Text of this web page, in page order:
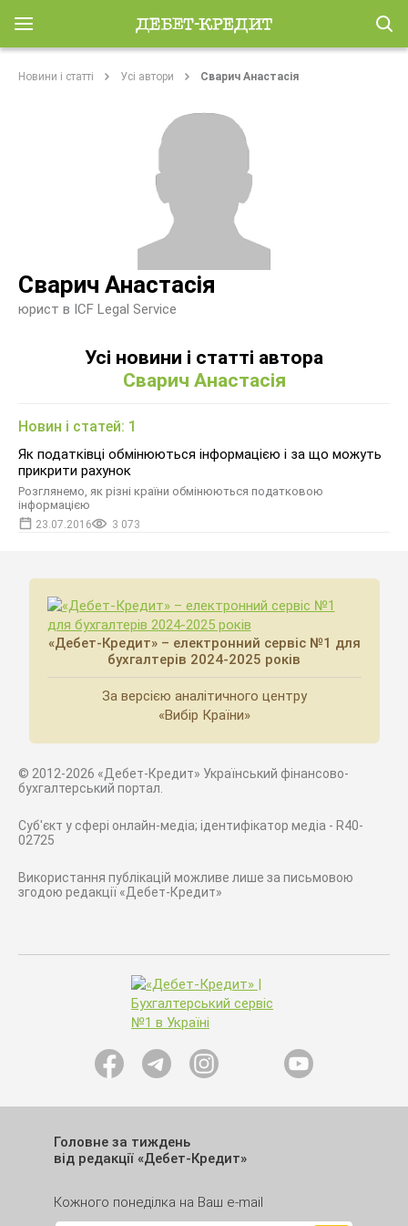
Новини і статті Усі автори Сварич Анастасія
Сварич Анастасія
юрист в ICF Legal Service
Усі новини і статті автора
Сварич Анастасія
Новин і статей: 1
Як податківці обмінюються інформацією і за що можуть
прикрити рахунок
Розглянемо, як різні країни обмінюються податковою
інформацією
23.07.2016 3 073
«Дебет-Кредит» – електронний сервіс №1 для
бухгалтерів 2024-2025 років
За версією аналітичного центру
«Вибір Країни»
© 2012-2026 «Дебет-Кредит» Український фінансово-
бухгалтерський портал.
Суб'єкт у сфері онлайн-медіа; ідентифікатор медіа - R40-
02725
Використання публікацій можливе лише за письмовою
згодою редакції «Дебет-Кредит»
Головне за тиждень
від редакції «Дебет-Кредит»
Кожного понеділка на Ваш e-mail